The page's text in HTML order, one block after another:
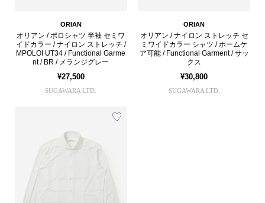
ORIAN
オリアン / ポロシャツ 半袖 セミワ
イドカラー / ナイロン ストレッチ /
MPOLOI UT34 / Functional Garme
nt / BR / メランジグレー
¥27,500
SUGAWARA LTD.
ORIAN
オリアン / ナイロン ストレッチ セ
ミワイドカラー シャツ / ホームケ
ア可能 / Functional Garment / サッ
クス
¥30,800
SUGAWARA LTD.